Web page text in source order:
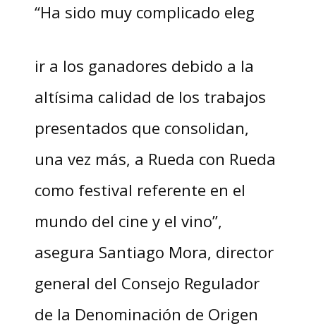
“Ha sido muy complicado eleg
ir a los ganadores debido a la
altísima calidad de los trabajos
presentados que consolidan,
una vez más, a Rueda con Rueda
como festival referente en el
mundo del cine y el vino”,
asegura Santiago Mora, director
general del Consejo Regulador
de la Denominación de Origen